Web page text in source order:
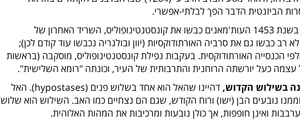
הביזנטית הדבר הפך לבלתי-אפשרי.
תקופת הרנסאנס והעת החדשה. בשנת 1453 העות'מאנים כבשו את קונסטנטינופוליס, השריד האחרון של
רב כבשו גם את סרביה האורתודוקסיות (יוון ובולגריה נכבשו עוד קודם לכן);
הכנסייה האורתודוקסית. בעקבות נפילת קונסטנטינופוליס, מוסקבה (בראשות
עצמה כעל יורשתה הרוחנית והתרבותית של העיר, וכונתה "רומא השלישית".
בשילוש הקדוש, דהיינו שהאל הוא אחד בשלוש פנים (hypostases). האל
נובעים הבן (ישו) ורוח הקודש, שגם הם נצחיים כמו האב. השילוש הוא שלוש
ואינן חופפות, אך כולן נובעות ומרכיבות את המהות האלוהית.